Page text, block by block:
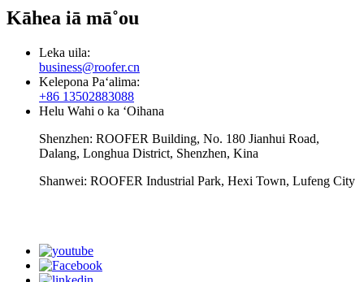
Kāhea iā mā˚ou
Leka uila:
business@roofer.cn
Kelepona Paʻalima:
+86 13502883088
Helu Wahi o ka ʻOihana
Shenzhen: ROOFER Building, No. 180 Jianhui Road,
Dalang, Longhua District, Shenzhen, Kina
Shanwei: ROOFER Industrial Park, Hexi Town, Lufeng City